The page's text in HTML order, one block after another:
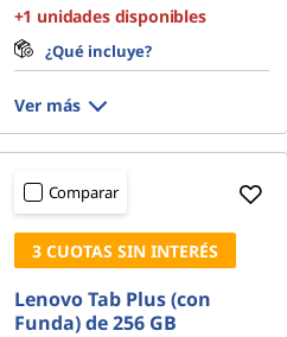
+1 unidades disponibles
¿Qué incluye?
Ver más
Comparar
3 CUOTAS SIN INTERÉS
Lenovo Tab Plus (con
Funda) de 256 GB